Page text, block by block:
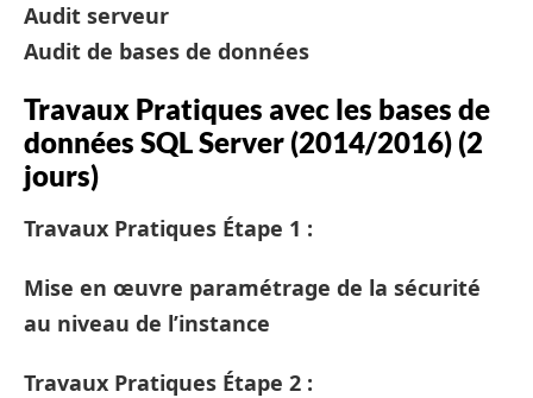
Audit serveur
Audit de bases de données
Travaux Pratiques avec les bases de
données SQL Server (2014/2016) (2
jours)
Travaux Pratiques Étape 1 :
Mise en œuvre paramétrage de la sécurité
au niveau de l’instance
Travaux Pratiques Étape 2 :